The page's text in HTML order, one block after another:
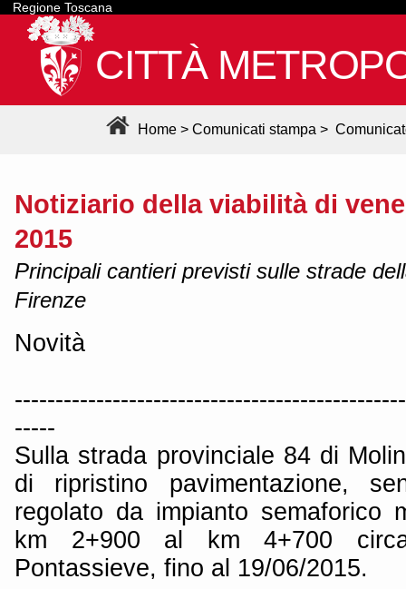
Regione Toscana
CITTÀ
Home > Comunicati stampa >
Notiziario della viabilità di
2015
Principali cantieri previsti sulle strade
Firenze
Novità
-----
Sulla strada provinciale 84 di
di ripristino pavimentazione,
regolato da impianto semaforico
km 2+900 al km 4+700
Pontassieve, fino al 19/06/2015.